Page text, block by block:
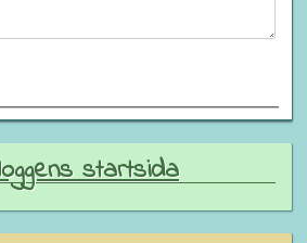
startsida